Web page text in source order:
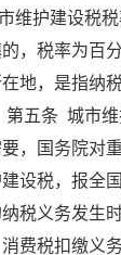
护建设税
的，税率为
，是指纳税
条 城市维
，国务院对
建设税，报
纳税义务发
消费税扣缴